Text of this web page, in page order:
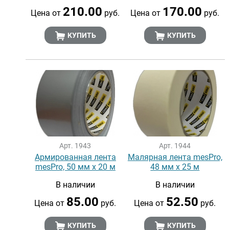
Цена от 210.00 руб.
КУПИТЬ
Цена от 170.00 руб.
КУПИТЬ
Арт. 1943
Армированная лента
mesPro, 50 мм х 20 м
В наличии
Цена от 85.00 руб.
КУПИТЬ
Арт. 1944
Малярная лента mesPro,
48 мм х 25 м
В наличии
Цена от 52.50 руб.
КУПИТЬ